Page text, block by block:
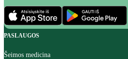
PASLAUGOS
Šeimos medicina